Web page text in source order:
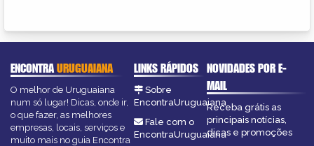
ENCONTRAURUGUAIANA
O melhor de Uruguaiana
num só lugar! Dicas, onde ir,
o que fazer, as melhores
empresas, locais, serviços e
muito mais no guia Encontra
LINKS RÁPIDOS
Sobre
EncontraUruguaiana
Fale com o
EncontraUruguaiana
NOVIDADES POR E-
MAIL
Receba grátis as
principais notícias,
dicas e promoções